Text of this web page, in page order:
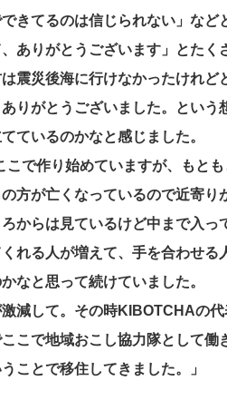
きてるのは信じられない」など
ありがとうございます」とたく
震災後海に行けなかったけれど
りがとうございました。という
ているのかなと感じました。
で作り始めていますが、もと
方が亡くなっているので近寄り
からは見ているけど中まで入っ
れる人が増えて、手を合わせる
なと思って続けていました。
減して。その時KIBOTCHAの
こで地域おこし協力隊として働
ことで移住してきました。」